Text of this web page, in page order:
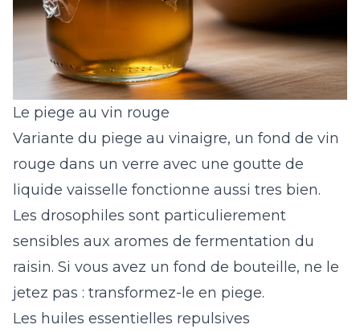
Le piege au vin rouge
Variante du piege au vinaigre, un fond de vin
rouge dans un verre avec une goutte de
liquide vaisselle fonctionne aussi tres bien.
Les drosophiles sont particulierement
sensibles aux aromes de fermentation du
raisin. Si vous avez un fond de bouteille, ne le
jetez pas : transformez-le en piege.
Les huiles essentielles repulsives